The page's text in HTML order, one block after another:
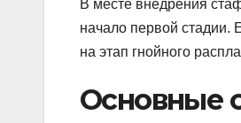
В месте внедрения
начало первой стадии.
на этап гнойного
Основные